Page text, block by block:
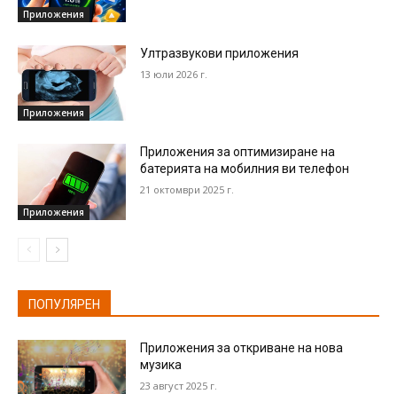
Приложения
Приложения
Ултразвукови приложения
13 юли 2026 г.
Приложения
Приложения за оптимизиране на
батерията на мобилния ви телефон
21 октомври 2025 г.
ПОПУЛЯРЕН
Приложения за откриване на нова
музика
23 август 2025 г.